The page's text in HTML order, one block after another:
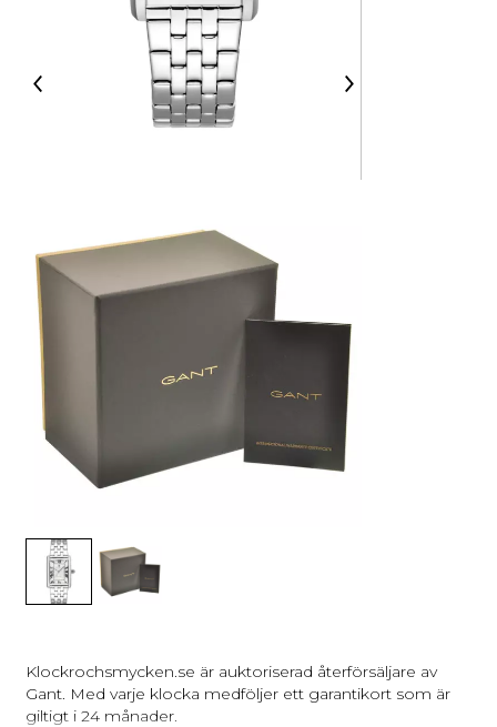
Klockrochsmycken.se är auktoriserad återförsäljare av
Gant. Med varje klocka medföljer ett garantikort som är
giltigt i 24 månader.